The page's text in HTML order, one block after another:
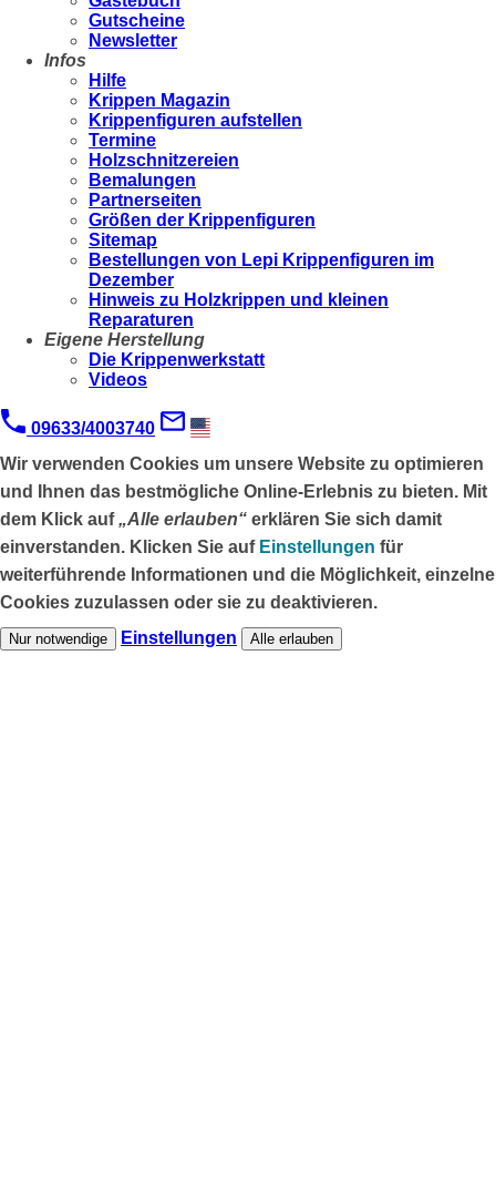
Gutscheine
Newsletter
Infos
Hilfe
Krippen Magazin
Krippenfiguren aufstellen
Termine
Holzschnitzereien
Bemalungen
Partnerseiten
Größen der Krippenfiguren
Sitemap
Bestellungen von Lepi Krippenfiguren im
Dezember
Hinweis zu Holzkrippen und kleinen
Reparaturen
Eigene Herstellung
Die Krippenwerkstatt
Videos
09633/4003740
Wir verwenden Cookies um unsere Website zu optimieren
und Ihnen das bestmögliche Online-Erlebnis zu bieten. Mit
dem Klick auf„Alle erlauben“ erklären Sie sich damit
einverstanden. Klicken Sie auf Einstellungen für
weiterführende Informationen und die Möglichkeit, einzelne
Cookies zuzulassen oder sie zu deaktivieren.
Nur notwendige Einstellungen Alle erlauben